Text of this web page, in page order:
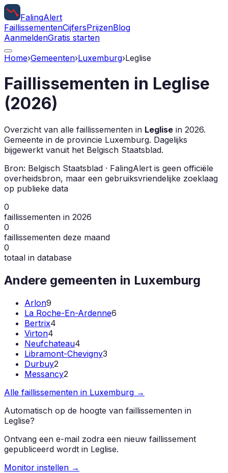
FalingAlert
FaillissementenCijfersPrijzenBlog
AanmeldenGratis starten
Home›Gemeenten›Luxemburg›Leglise
Faillissementen in Leglise
(2026)
Overzicht van alle faillissementen in Leglise in 2026.
Gemeente in de provincie Luxemburg. Dagelijks
bijgewerkt vanuit het Belgisch Staatsblad.
Bron: Belgisch Staatsblad · FalingAlert is geen officiële
overheidsbron, maar een gebruiksvriendelijke zoeklaag
op publieke data
0
faillissementen in 2026
0
faillissementen deze maand
0
totaal in database
Andere gemeenten in Luxemburg
Arlon9
La Roche-En-Ardenne6
Bertrix4
Virton4
Neufchateau4
Libramont-Chevigny3
Durbuy2
Messancy2
Alle faillissementen in Luxemburg →
Automatisch op de hoogte van faillissementen in
Leglise?
Ontvang een e-mail zodra een nieuw faillissement
gepubliceerd wordt in Leglise.
Monitor instellen →